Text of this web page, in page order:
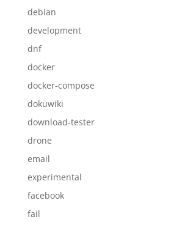
debian
development
dnf
docker
docker-compose
dokuwiki
download-tester
drone
email
experimental
facebook
fail